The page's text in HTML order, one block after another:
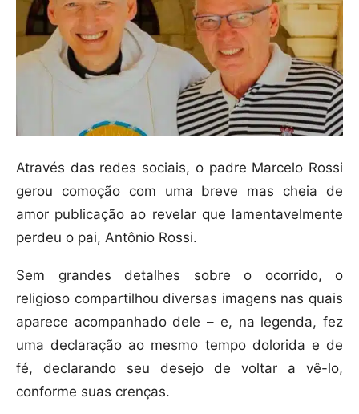
Através das redes sociais, o padre Marcelo Rossi
gerou comoção com uma breve mas cheia de
amor publicação ao revelar que lamentavelmente
perdeu o pai, Antônio Rossi.
Sem grandes detalhes sobre o ocorrido, o
religioso compartilhou diversas imagens nas quais
aparece acompanhado dele – e, na legenda, fez
uma declaração ao mesmo tempo dolorida e de
fé, declarando seu desejo de voltar a vê-lo,
conforme suas crenças.